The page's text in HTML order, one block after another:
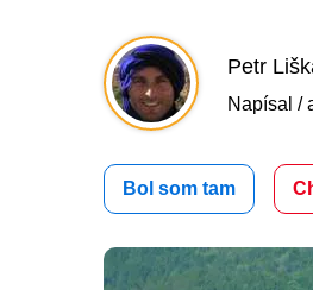
Petr
Napísal /
Bol som tam